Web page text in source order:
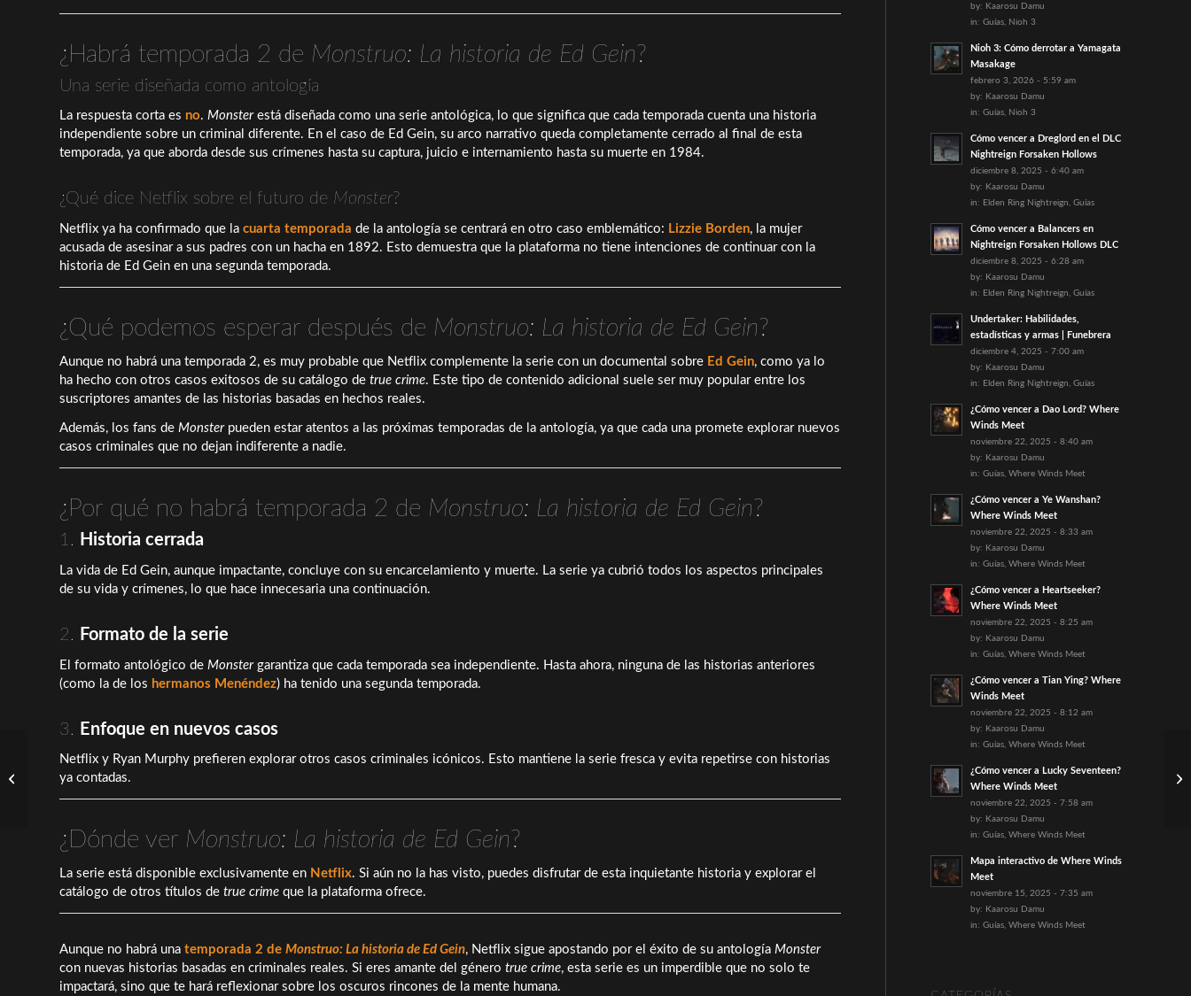
¿Habrá temporada 2 de Monstruo: La historia de Ed Gein?
Una serie diseñada como antología
La respuesta corta es no. Monsterestá diseñada como una serie antológica, lo que significa que cada temporada cuenta una historia
independiente sobre un criminal diferente. En el caso de Ed Gein, su arco narrativo queda completamente cerrado al final de esta
temporada, ya que aborda desde sus crímenes hasta su captura, juicio e internamiento hasta su muerte en 1984.
¿Qué dice Netflix sobre el futuro de Monster?
Netflix ya ha confirmado que la cuarta temporada de la antología se centrará en otro caso emblemático: Lizzie Borden, la mujer
acusada de asesinar a sus padres con un hacha en 1892. Esto demuestra que la plataforma no tiene intenciones de continuar con la
historia de Ed Gein en una segunda temporada.
¿Qué podemos esperar después de Monstruo: La historia de Ed Gein?
Aunque no habrá una temporada 2, es muy probable que Netflix complemente la serie con un documental sobre Ed Gein, como ya lo
ha hecho con otros casos exitosos de su catálogo de true crime. Este tipo de contenido adicional suele ser muy popular entre los
suscriptores amantes de las historias basadas en hechos reales.
Además, los fans de Monsterpueden estar atentos a las próximas temporadas de la antología, ya que cada una promete explorar nuevos
casos criminales que no dejan indiferente a nadie.
¿Por qué no habrá temporada 2 de Monstruo: La historia de Ed Gein?
1. Historia cerrada
La vida de Ed Gein, aunque impactante, concluye con su encarcelamiento y muerte. La serie ya cubrió todos los aspectos principales
de su vida y crímenes, lo que hace innecesaria una continuación.
2. Formato de la serie
El formato antológico de Monstergarantiza que cada temporada sea independiente. Hasta ahora, ninguna de las historias anteriores
(como la de los hermanos Menéndez) ha tenido una segunda temporada.
3. Enfoque en nuevos casos
Netflix y Ryan Murphy prefieren explorar otros casos criminales icónicos. Esto mantiene la serie fresca y evita repetirse con historias
ya contadas.
¿Dónde ver Monstruo: La historia de Ed Gein?
La serie está disponible exclusivamente en Netflix. Si aún no la has visto, puedes disfrutar de esta inquietante historia y explorar el
catálogo de otros títulos de true crime que la plataforma ofrece.
Aunque no habrá una temporada 2 de Monstruo: La historia de Ed Gein, Netflix sigue apostando por el éxito de su antología Monster
con nuevas historias basadas en criminales reales. Si eres amante del género true crime, esta serie es un imperdible que no solo te
impactará, sino que te hará reflexionar sobre los oscuros rincones de la mente humana.
by: Kaarosu Damu
in: Guías, Nioh 3
Nioh 3: Cómo derrotar a Yamagata
Masakage
febrero 3, 2026 - 5:59 am
by: Kaarosu Damu
in: Guías, Nioh 3
Cómo vencer a Dreglord en el DLC
Nightreign Forsaken Hollows
diciembre 8, 2025 - 6:40 am
by: Kaarosu Damu
in: Elden Ring Nightreign, Guías
Cómo vencer a Balancers en
Nightreign Forsaken Hollows DLC
diciembre 8, 2025 - 6:28 am
by: Kaarosu Damu
in: Elden Ring Nightreign, Guías
Undertaker: Habilidades,
estadísticas y armas | Funebrera
diciembre 4, 2025 - 7:00 am
by: Kaarosu Damu
in: Elden Ring Nightreign, Guías
¿Cómo vencer a Dao Lord? Where
Winds Meet
noviembre 22, 2025 - 8:40 am
by: Kaarosu Damu
in: Guías, Where Winds Meet
¿Cómo vencer a Ye Wanshan?
Where Winds Meet
noviembre 22, 2025 - 8:33 am
by: Kaarosu Damu
in: Guías, Where Winds Meet
¿Cómo vencer a Heartseeker?
Where Winds Meet
noviembre 22, 2025 - 8:25 am
by: Kaarosu Damu
in: Guías, Where Winds Meet
¿Cómo vencer a Tian Ying? Where
Winds Meet
noviembre 22, 2025 - 8:12 am
by: Kaarosu Damu
in: Guías, Where Winds Meet
¿Cómo vencer a Lucky Seventeen?
Where Winds Meet
noviembre 22, 2025 - 7:58 am
by: Kaarosu Damu
in: Guías, Where Winds Meet
Mapa interactivo de Where Winds
Meet
noviembre 15, 2025 - 7:35 am
by: Kaarosu Damu
in: Guías, Where Winds Meet
Maldita Suerte: Fecha de
estreno en Netflix